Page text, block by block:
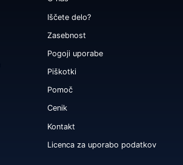
Iščete delo?
Zasebnost
Pogoji uporabe
Piškotki
Pomoč
Cenik
Kontakt
Licenca za uporabo podatkov